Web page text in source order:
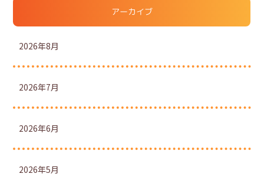
アーカイブ
2026年8月
2026年7月
2026年6月
2026年5月